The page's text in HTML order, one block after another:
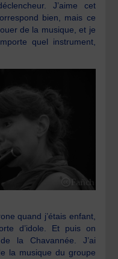
J’aime cet
bien, mais ce
de la musique, et je
quel instrument,
quand j’étais enfant,
d’idole. Et puis on
la Chavannée. J’ai
la musique du groupe